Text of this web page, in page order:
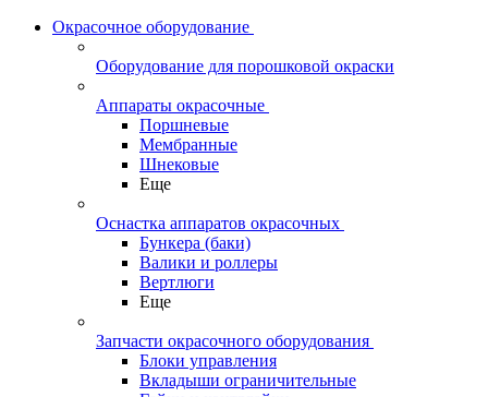
Окрасочное оборудование
Оборудование для порошковой окраски
Аппараты окрасочные
Поршневые
Мембранные
Шнековые
Еще
Оснастка аппаратов окрасочных
Бункера (баки)
Валики и роллеры
Вертлюги
Еще
Запчасти окрасочного оборудования
Блоки управления
Вкладыши ограничительные